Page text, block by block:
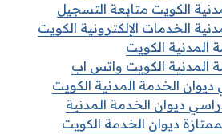
الكويت متابعة التسجيل
الخدمات الإلكترونية الكويت
المدنية الكويت
المدنية الكويت واتس اب
الخدمة المدنية الكويت
ديوان الخدمة المدنية
ديوان الخدمة الكويت